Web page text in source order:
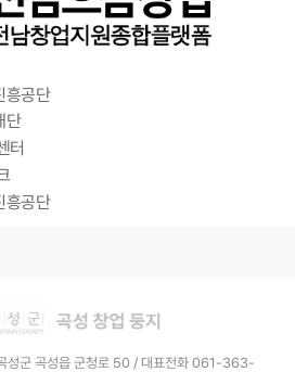
성군 곡성읍 군청로 50 / 대표전화 061-363-